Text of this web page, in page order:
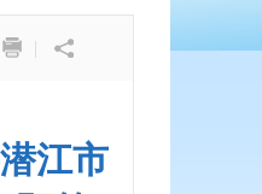
|
江市